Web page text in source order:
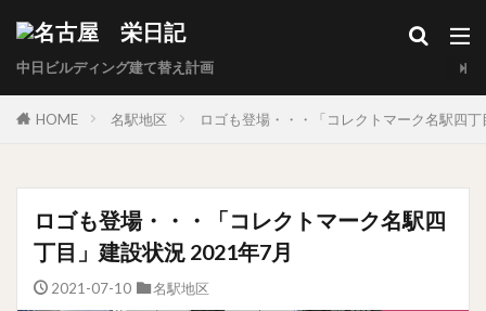
中日ビルディング建て替え計画
HOME 名駅地区 ロゴも登場・・・「コレクトマーク名駅四
ロゴも登場・・・「コレクトマーク名駅四
丁目」建設状況 2021年7月
2021-07-10 名駅地区